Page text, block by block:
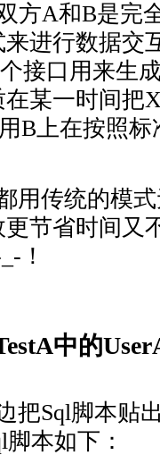
方A和B是完
进行数据交
接口用来生
某一时间把
B上在按照
用传统的模
节省时间又
！
中的
把Sql脚本贴
本如下：